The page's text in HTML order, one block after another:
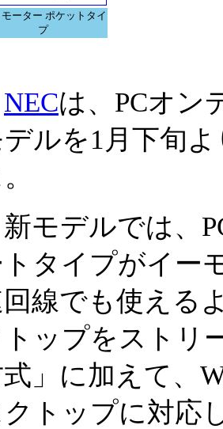
モーター ポケットタイ
プ
NECは、PCオン
ルを1月下旬
モデルでは、
トタイプがイー
線でも使える
トップをストリ
」に加えて、
トップに対応